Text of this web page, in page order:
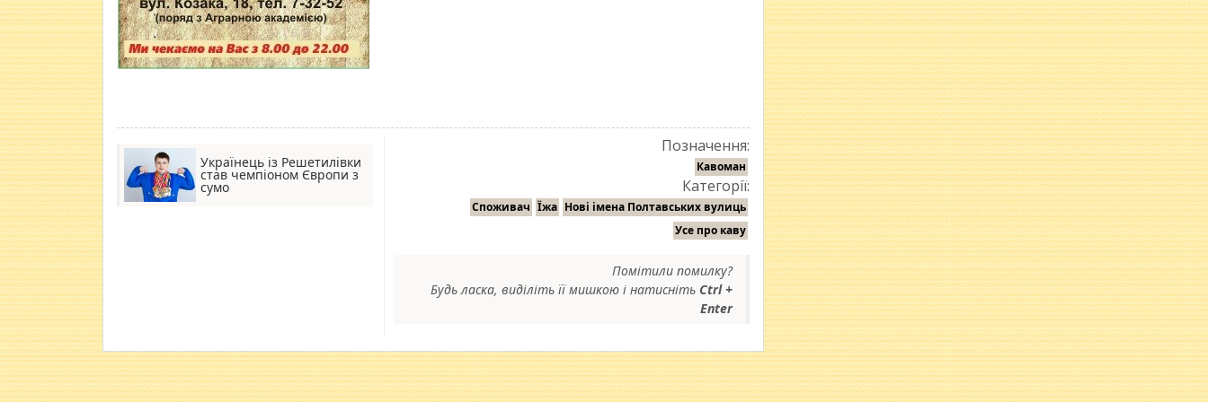
Українець із Решетилівки
став чемпіоном Європи з
сумо
Позначення:
Кавоман
Категорії:
Споживач Їжа Нові імена Полтавських вулиць
Усе про каву
Помітили помилку?
Будь ласка, виділіть її мишкою і натисніть Ctrl +
Enter